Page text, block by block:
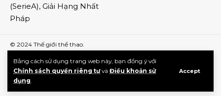
Bằng cách sử dụng trang web này, bạn đồng ý với
Chính sách quyền riêng tưvà Điều khoản sử
dụng.
Accept
(SerieA), Giải Hạng Nhất
Pháp
© 2024 Thế giới thể thao